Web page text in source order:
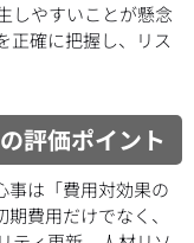
しやすいことが懸念
正確に把握し、リス
評価ポイント
事は「費用対効果の
費用だけでなく、